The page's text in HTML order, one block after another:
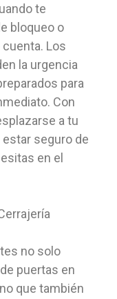
te
bloqueo o
Los
la urgencia
para
Con
a tu
seguro de
en el
no solo
puertas en
que también